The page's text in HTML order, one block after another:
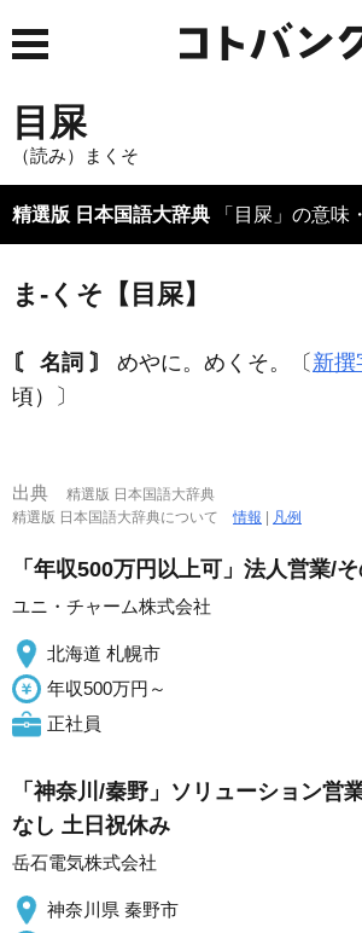
目屎
（読み）まくそ
精選版 日本国語大辞典 「目屎」の意味
ま‐くそ【目屎】
〘 名詞 〙 めやに。めくそ。〔 新撰
頃）〕
出典
精選版 日本国語大辞典
精選版 日本国語大辞典について情報 凡例
「年収500万円以上可」法人営業/
ユニ・チャーム株式会社
北海道 札幌市
年収500万円～
正社員
「神奈川/秦野」ソリューション営
なし 土日祝休み
岳石電気株式会社
神奈川県 秦野市